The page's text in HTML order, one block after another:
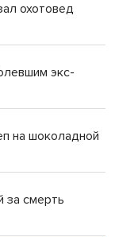
охотовед
экс-
на шоколадной
за смерть